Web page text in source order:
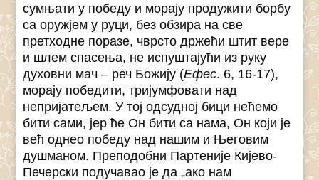
сумњати у победу и морају продужити борбу
са оружјем у руци, без обзира на све
претходне поразе, чврсто држећи штит вере
и шлем спасења, не испуштајући из руку
духовни мач – реч Божију (Ефес. 6, 16-17),
морају победити, тријумфовати над
непријатељем. У тој одсудној бици нећемо
бити сами, јер ће Он бити са нама, Он који је
већ однео победу над нашим и Његовим
душманом. Преподобни Партеније Кијево-
Печерски подучавао је да „ако нам